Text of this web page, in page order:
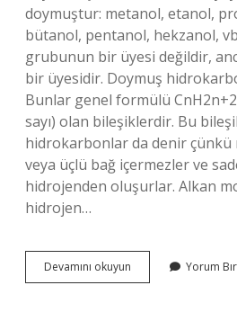
doymuştur: metanol, etanol,
bütanol, pentanol, hekzanol,
grubunun bir üyesi değildir,
bir üyesidir. Doymuş
Bunlar genel formülü
sayı) olan bileşiklerdir. Bu
hidrokarbonlar da denir
veya üçlü bağ içermezler ve
hidrojenden oluşurlar. Alkan
hidrojen…
Devamını okuyun
Doymuş
Yorum